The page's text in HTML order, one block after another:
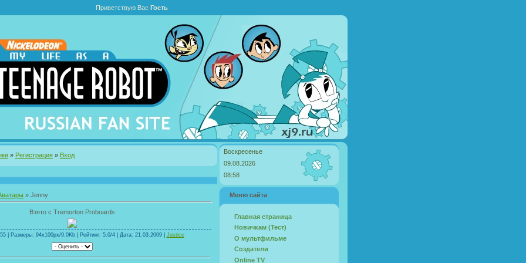
Приветствую Вас Гость
» Регистрация » Вход
Воскресенье
09.08.2026
08:58
» Jenny
Взято с Tremorton Proboards
| Размеры: 94x100px/9.0Kb | Рейтинг: 5.0/4 | Дата: 21.03.2009 | Justice
Меню сайта
Главная страница
Новичкам (Тест)
О мультфильме
Создатели
Online TV